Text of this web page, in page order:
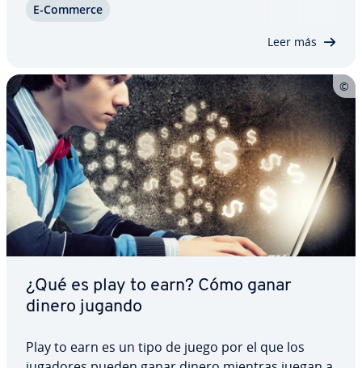
torno al dinero digital y al cr­y­p­to­mi­ni­ng. La
E-Commerce
Leer más
¿Qué es play to earn? Cómo ganar
dinero jugando
Play to earn es un tipo de juego por el que los